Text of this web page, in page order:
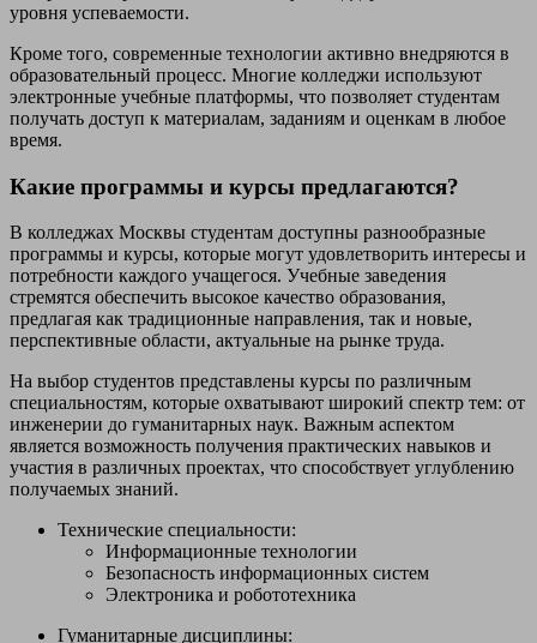
уровня успеваемости.
Кроме того, современные технологии активно внедряются в
образовательный процесс. Многие колледжи используют
электронные учебные платформы, что позволяет студентам
получать доступ к материалам, заданиям и оценкам в любое
время.
Какие программы и курсы предлагаются?
В колледжах Москвы студентам доступны разнообразные
программы и курсы, которые могут удовлетворить интересы и
потребности каждого учащегося. Учебные заведения
стремятся обеспечить высокое качество образования,
предлагая как традиционные направления, так и новые,
перспективные области, актуальные на рынке труда.
На выбор студентов представлены курсы по различным
специальностям, которые охватывают широкий спектр тем: от
инженерии до гуманитарных наук. Важным аспектом
является возможность получения практических навыков и
участия в различных проектах, что способствует углублению
получаемых знаний.
Технические специальности:
Информационные технологии
Безопасность информационных систем
Электроника и робототехника
Гуманитарные дисциплины: